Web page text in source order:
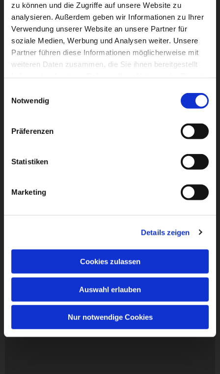
zu können und die Zugriffe auf unsere Website zu
analysieren. Außerdem geben wir Informationen zu Ihrer
Verwendung unserer Website an unsere Partner für
soziale Medien, Werbung und Analysen weiter. Unsere
Partner führen diese Informationen möglicherweise mit
weiteren Daten zusammen, die Sie ihnen bereitgestellt
Notwendig
Präferenzen
Statistiken
Marketing
Details zeigen
Cookies zulassen
Auswahl erlauben
Nur notwendige Cookies
Dies könnte Sie auch
interessieren